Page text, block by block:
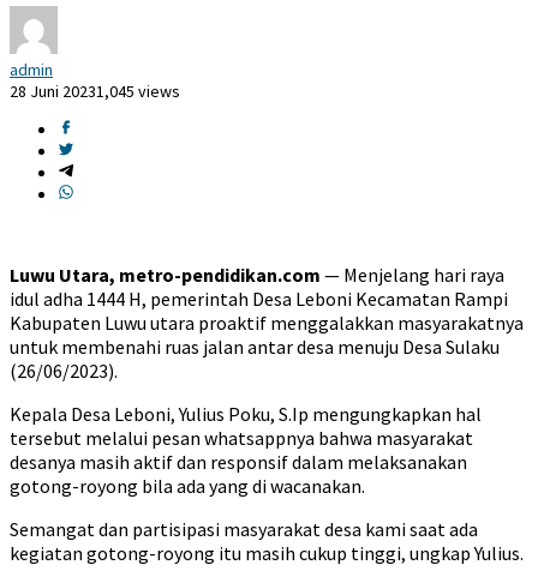
admin
28 Juni 20231,045 views
Luwu Utara, metro-pendidikan.com — Menjelang hari raya
idul adha 1444 H, pemerintah Desa Leboni Kecamatan Rampi
Kabupaten Luwu utara proaktif menggalakkan masyarakatnya
untuk membenahi ruas jalan antar desa menuju Desa Sulaku
(26/06/2023).
Kepala Desa Leboni, Yulius Poku, S.Ip mengungkapkan hal
tersebut melalui pesan whatsappnya bahwa masyarakat
desanya masih aktif dan responsif dalam melaksanakan
gotong-royong bila ada yang di wacanakan.
Semangat dan partisipasi masyarakat desa kami saat ada
kegiatan gotong-royong itu masih cukup tinggi, ungkap Yulius.